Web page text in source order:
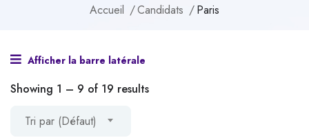
Accueil Candidats Paris
Afficher la barre latérale
Showing 1 – 9 of 19 results
Tri par (Défaut)